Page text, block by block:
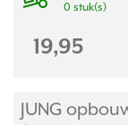
0 stuk(s)
19,95
JUNG